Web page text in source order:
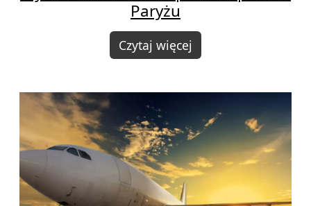
Paryżu
Czytaj więcej